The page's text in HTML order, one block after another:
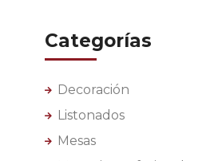
Categorías
Decoración
Listonados
Mesas